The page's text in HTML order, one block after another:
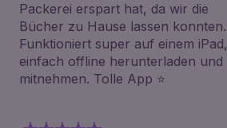
Packerei erspart hat, da wir die
Bücher zu Hause lassen konnten.
Funktioniert super auf einem iPad,
einfach offline herunterladen und
mitnehmen. Tolle App ⭐️